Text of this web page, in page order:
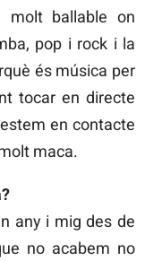
molt ballable on
pop i rock i la
és música per
tocar en directe
en contacte
maca.
any i mig des de
no acabem no